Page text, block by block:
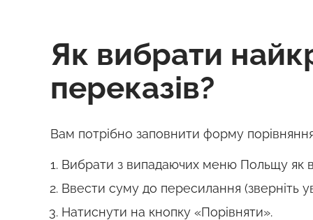
Як вибрати
переказів?
Вам потрібно заповнити форму
Вибрати з випадаючих меню Польщу як
Ввести суму до пересилання (зверніть
Натиснути на кнопку «Порівняти».